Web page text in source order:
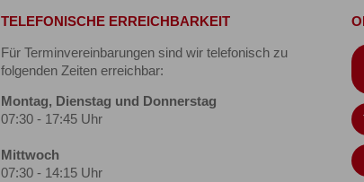
TELEFONISCHE ERREICHBARKEIT
Für Terminvereinbarungen sind wir telefonisch zu
folgenden Zeiten erreichbar:
Montag, Dienstag und Donnerstag
07:30 - 17:45 Uhr
Mittwoch
07:30 - 14:15 Uhr